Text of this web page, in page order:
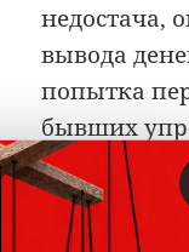
недостача,
вывода
попытка
бывших
Опубликовано
02.06.2026
Ахмедов
Алексей